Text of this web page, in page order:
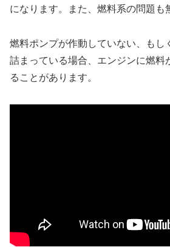
になります。また、燃料系の問題も
燃料ポンプが作動していない、もし
詰まっている場合、エンジンに燃料
ることがあります。